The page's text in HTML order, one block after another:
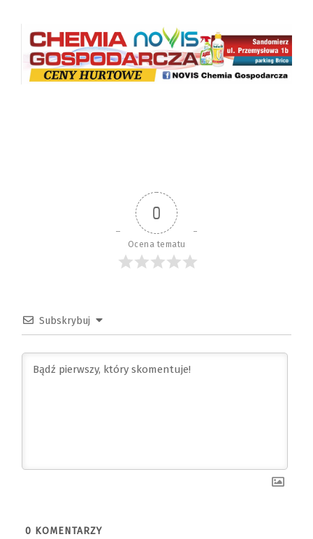
0
Ocena tematu
Subskrybuj
0 KOMENTARZY